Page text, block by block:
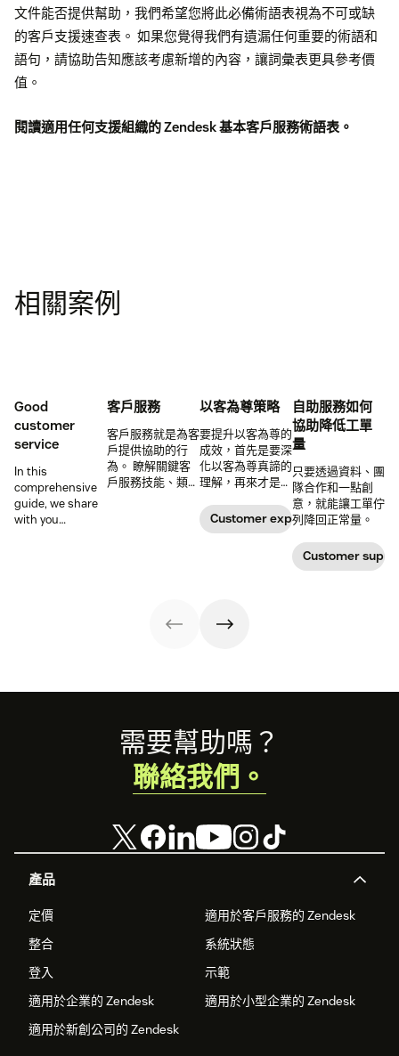
文件能否提供幫助，我們希望您將此必備術語表視為不可或缺
的客戶支援速查表。 如果您覺得我們有遺漏任何重要的術語和
語句，請協助告知應該考慮新增的內容，讓詞彙表更具參考價
值。
閱讀適用任何支援組織的 Zendesk 基本客戶服務術語表。
相關案例
Good
customer
service
In this
comprehensive
guide, we share
with you
客戶服務
客戶服務就是為客
戶提供協助的行
為。 瞭解關鍵客
戶服務技能、類
以客為尊策略
要提升以客為尊的
成效，首先是要深
化以客為尊真諦的
理解，再來才是建
策略。
Customer expectations
自助服務如何
協助降低工單
量
只要透過資料、團
隊合作和一點創
意，就能讓工單佇
列降回正常量。
Customer
產品
定價
適用於客戶服務的 Zendesk
整合
系統狀態
登入
示範
適用於企業的 Zendesk
適用於小型企業的 Zendesk
適用於新創公司的 Zendesk
需要幫助嗎？
聯絡我們。